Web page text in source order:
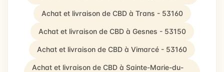
Achat et livraison de CBD à Trans - 53160
Achat et livraison de CBD à Gesnes - 53150
Achat et livraison de CBD à Vimarcé - 53160
Achat et livraison de CBD à Sainte-Marie-du-